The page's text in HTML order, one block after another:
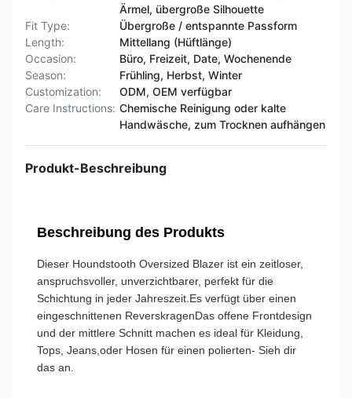
Ärmel, übergroße Silhouette
Fit Type:
Übergroße / entspannte Passform
Length:
Mittellang (Hüftlänge)
Occasion:
Büro, Freizeit, Date, Wochenende
Season:
Frühling, Herbst, Winter
Customization:
ODM, OEM verfügbar
Care Instructions: Chemische Reinigung oder kalte
Handwäsche, zum Trocknen aufhängen
Produkt-Beschreibung
Beschreibung des Produkts
Dieser Houndstooth Oversized Blazer ist ein zeitloser,
anspruchsvoller, unverzichtbarer, perfekt für die
Schichtung in jeder Jahreszeit.Es verfügt über einen
eingeschnittenen ReverskragenDas offene Frontdesign
und der mittlere Schnitt machen es ideal für Kleidung,
Tops, Jeans,oder Hosen für einen polierten- Sieh dir
das an.